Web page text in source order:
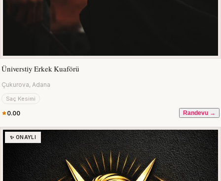
Üniverstiy Erkek Kuaförü
Çukurova, Adana
Saç Kesimi
0.00 Randevu →
✨ ONAYLI